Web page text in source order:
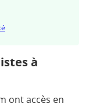
à
ont accès en